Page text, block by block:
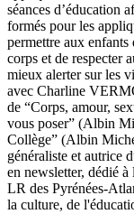
séances d’éducation
formés pour les
permettre aux enfants
corps et de respecter
mieux alerter sur les
avec Charline
de “Corps, amour,
vous poser” (Albin
Collège” (Albin
généraliste et autrice
en newsletter, dédié
LR des Pyrénées-
la culture, de